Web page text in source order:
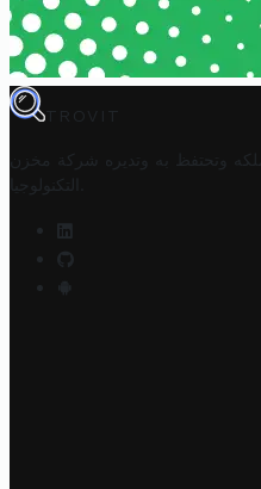
TROVIT
وتحتفظ به وتديره
شركة مخزن
التكنولوجيا